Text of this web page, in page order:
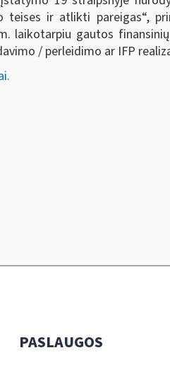
ir atlikti pareigas“,
laikotarpiu gautos
/ perleidimo ar IFP
PASLAUGOS